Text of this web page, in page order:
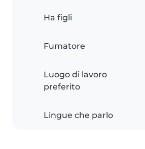
Ha figli
Fumatore
Luogo di lavoro
preferito
Lingue che parlo